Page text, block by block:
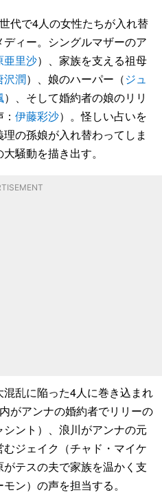
代で4人の女性たちが入れ替
ィー。シングルマザーのア
亜里沙）、家族を支える祖母
沢潤）、娘のハーパー（ジュ
）、そして婚約者の娘のリリ
伊藤彩沙）。怪しい占いを
の孫娘が入れ替わってしま
騒動を描き出す。
乱に陥った4人に巻き込まれ
がアンナの婚約者でリリーの
ント）、浪川がアンナの元
ジェイク（チャド・マイケ
テスの夫で家族を温かく支
ン）の声を担当する。